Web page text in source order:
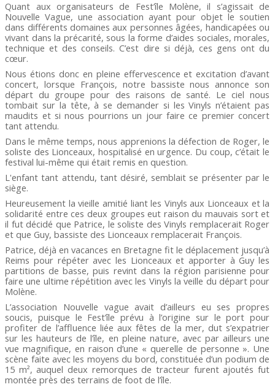
Quant aux organisateurs de Fest’île Molène, il s’agissait de
Nouvelle Vague, une association ayant pour objet le soutien
dans différents domaines aux personnes âgées, handicapées ou
vivant dans la précarité, sous la forme d’aides sociales, morales,
technique et des conseils. C’est dire si déjà, ces gens ont du
cœur.
Nous étions donc en pleine effervescence et excitation d’avant
concert, lorsque François, notre bassiste nous annonce son
départ du groupe pour des raisons de santé. Le ciel nous
tombait sur la tête, à se demander si les Vinyls n’étaient pas
maudits et si nous pourrions un jour faire ce premier concert
tant attendu.
Dans le même temps, nous apprenions la défection de Roger, le
soliste des Lionceaux, hospitalisé en urgence. Du coup, c’était le
festival lui-même qui était remis en question.
L'enfant tant attendu, tant désiré, semblait se présenter par le
siège.
Heureusement la vieille amitié liant les Vinyls aux Lionceaux et la
solidarité entre ces deux groupes eut raison du mauvais sort et
il fut décidé que Patrice, le soliste des Vinyls remplacerait Roger
et que Guy, bassiste des Lionceaux remplacerait François.
Patrice, déjà en vacances en Bretagne fit le déplacement jusqu’à
Reims pour répéter avec les Lionceaux et apporter à Guy les
partitions de basse, puis revint dans la région parisienne pour
faire une ultime répétition avec les Vinyls la veille du départ pour
Molène.
L’association Nouvelle vague avait d’ailleurs eu ses propres
soucis, puisque le Fest’île prévu à l’origine sur le port pour
profiter de l’affluence liée aux fêtes de la mer, dut s’expatrier
sur les hauteurs de l’île, en pleine nature, avec par ailleurs une
vue magnifique, en raison d’une « querelle de personne ». Une
scène faite avec les moyens du bord, constituée d’un podium de
15 m², auquel deux remorques de tracteur furent ajoutés fut
montée près des terrains de foot de l’île.